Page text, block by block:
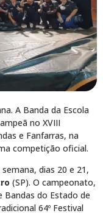
A Banda da Escola
no XVIII
e Fanfarras, na
competição oficial.
dias 20 e 21,
(SP). O campeonato,
Bandas do Estado de
64º Festival